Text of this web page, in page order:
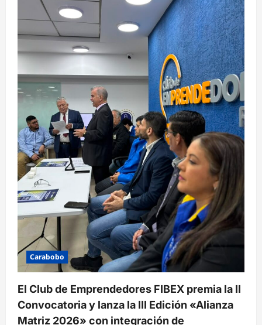
Carabobo
El Club de Emprendedores FIBEX premia la II
Convocatoria y lanza la III Edición «Alianza
Matriz 2026» con integración de